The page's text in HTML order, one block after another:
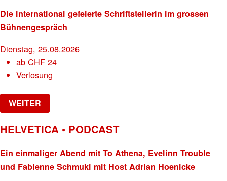
Die international gefeierte Schriftstellerin im grossen
Bühnengespräch
Dienstag, 25.08.2026
abCHF 24
Verlosung
WEITER
HELVETICA • PODCAST
Ein einmaliger Abend mit To Athena, Evelinn Trouble
und Fabienne Schmuki mit Host Adrian Hoenicke